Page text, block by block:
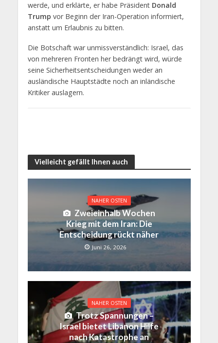
werde, und erklärte, er habe Präsident Donald
Trump vor Beginn der Iran-Operation informiert,
anstatt um Erlaubnis zu bitten.
Die Botschaft war unmissverständlich: Israel, das
von mehreren Fronten her bedrängt wird, würde
seine Sicherheitsentscheidungen weder an
ausländische Hauptstädte noch an inländische
Kritiker auslagern.
Vielleicht gefällt Ihnen auch
NAHER OSTEN
Zweieinhalb Wochen
Krieg mit dem Iran: Die
Entscheidung rückt näher
Juni 26, 2026
NAHER OSTEN
Trotz Spannungen –
Israel bietet Libanon Hilfe
nach Katastrophe an